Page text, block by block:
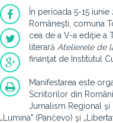
În perioada 5-15
Româneşti, comuna
cea de a V-a ediţie a
literară Atelierele de
finanţat de Institutul
Manifestarea este
Scriitorilor din
Jurnalism Regional
„Lumina" (Pančevo) şi